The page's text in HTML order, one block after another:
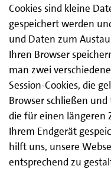
Cookies sind kleine
gespeichert werden
und Daten zum
Ihren Browser
man zwei
Session-Cookies, die
Browser schließen
die für einen längeren
Ihrem Endgerät
hilft uns, unsere
entsprechend zu